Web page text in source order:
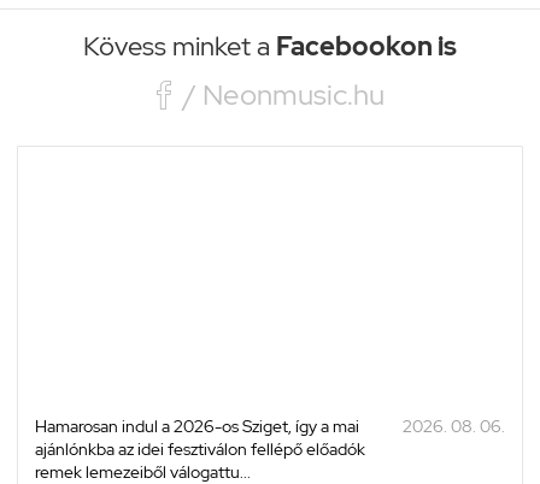
Kövess minket a Facebookon is
 / Neonmusic.hu
Hamarosan indul a 2026-os Sziget, így a mai
ajánlónkba az idei fesztiválon fellépő előadók
remek lemezeiből válogattu...
2026. 08. 06.